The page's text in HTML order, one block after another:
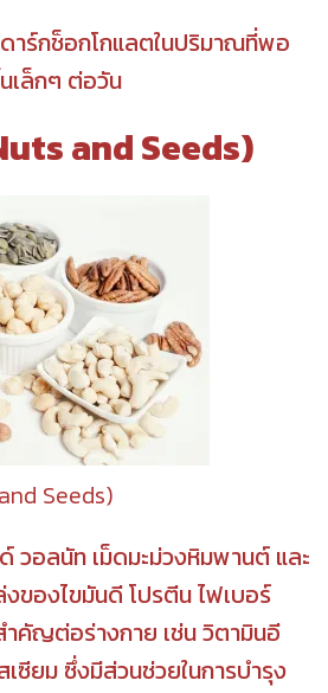
าร์กช็อกโกแลตในปริมาณที่พอ
เล็กๆ ต่อวัน
and Seeds)
Seeds)
วอลนัท เม็ดมะม่วงหิมพานต์ และ
ของไขมันดี โปรตีน ไฟเบอร์
ำคัญต่อร่างกาย เช่น วิตามินอี
ซียม ซึ่งมีส่วนช่วยในการบำรุง